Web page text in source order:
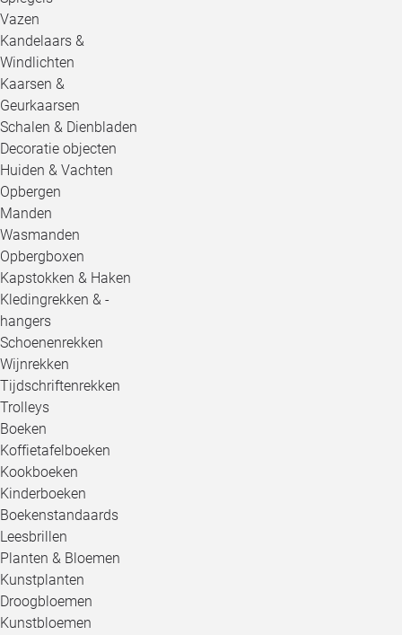
Vazen
Kandelaars &
Windlichten
Kaarsen &
Geurkaarsen
Schalen & Dienbladen
Decoratie objecten
Huiden & Vachten
Opbergen
Manden
Wasmanden
Opbergboxen
Kapstokken & Haken
Kledingrekken & -
hangers
Schoenenrekken
Wijnrekken
Tijdschriftenrekken
Trolleys
Boeken
Koffietafelboeken
Kookboeken
Kinderboeken
Boekenstandaards
Leesbrillen
Planten & Bloemen
Kunstplanten
Droogbloemen
Kunstbloemen